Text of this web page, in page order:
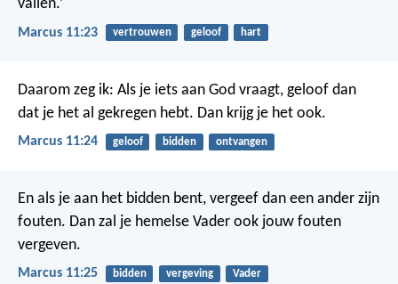
vallen.’
Marcus 11:23 vertrouwen geloof hart
Daarom zeg ik: Als je iets aan God vraagt, geloof dan
dat je het al gekregen hebt. Dan krijg je het ook.
Marcus 11:24 geloof bidden ontvangen
En als je aan het bidden bent, vergeef dan een ander zijn
fouten. Dan zal je hemelse Vader ook jouw fouten
vergeven.
Marcus 11:25 bidden vergeving Vader